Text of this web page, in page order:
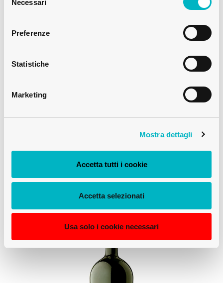
delNecessari
Preferenze
Statistiche
Marketing
Mostra dettagli
Accetta tutti i cookie
Accetta selezionati
Usa solo i cookie necessari
BOTTIGLIA DI VINO ELITE CETIE 3 L